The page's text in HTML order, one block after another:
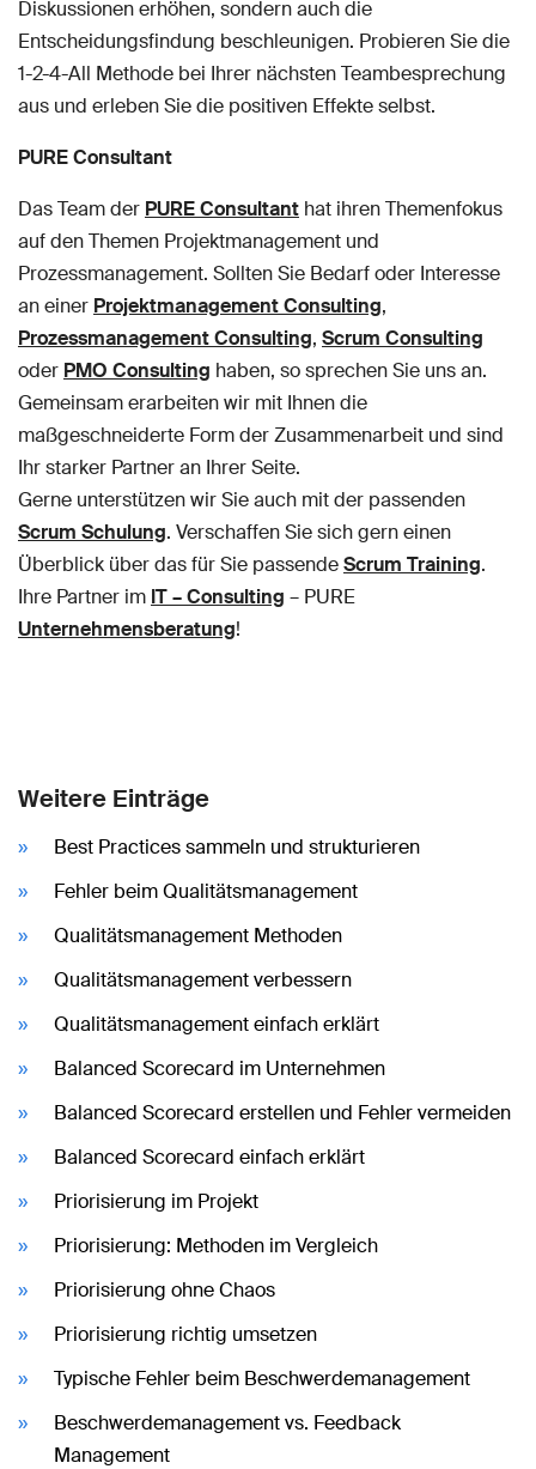
Diskussionen erhöhen, sondern auch die
Entscheidungsfindung beschleunigen. Probieren Sie die
1-2-4-All Methode bei Ihrer nächsten Teambesprechung
aus und erleben Sie die positiven Effekte selbst.
PURE Consultant
Das Team der PURE Consultant hat ihren Themenfokus
auf den Themen Projektmanagement und
Prozessmanagement. Sollten Sie Bedarf oder Interesse
an einer Projektmanagement Consulting,
Prozessmanagement Consulting, Scrum Consulting
oder PMO Consulting haben, so sprechen Sie uns an.
Gemeinsam erarbeiten wir mit Ihnen die
maßgeschneiderte Form der Zusammenarbeit und sind
Ihr starker Partner an Ihrer Seite.
Gerne unterstützen wir Sie auch mit der passenden
Scrum Schulung. Verschaffen Sie sich gern einen
Überblick über das für Sie passendeScrum Training.
Ihre Partner im IT – Consulting – PURE
Unternehmensberatung!
Weitere Einträge
Best Practices sammeln und strukturieren
Fehler beim Qualitätsmanagement
Qualitätsmanagement Methoden
Qualitätsmanagement verbessern
Qualitätsmanagement einfach erklärt
Balanced Scorecard im Unternehmen
Balanced Scorecard erstellen und Fehler vermeiden
Balanced Scorecard einfach erklärt
Priorisierung im Projekt
Priorisierung: Methoden im Vergleich
Priorisierung ohne Chaos
Priorisierung richtig umsetzen
Typische Fehler beim Beschwerdemanagement
Beschwerdemanagement vs. Feedback
Management